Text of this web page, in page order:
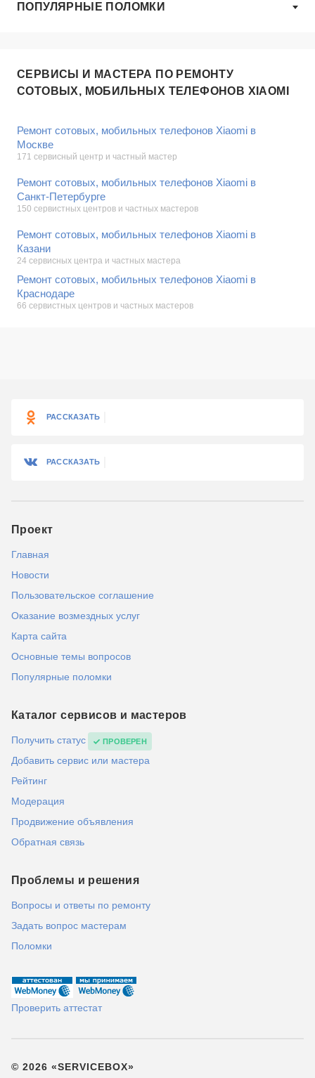
ПОПУЛЯРНЫЕ ПОЛОМКИ
СЕРВИСЫ И МАСТЕРА ПО РЕМОНТУ
СОТОВЫХ, МОБИЛЬНЫХ ТЕЛЕФОНОВ XIAOMI
Ремонт сотовых, мобильных телефонов Xiaomi в
Москве
171 сервисный центр и частный мастер
Ремонт сотовых, мобильных телефонов Xiaomi в
Санкт-Петербурге
150 сервистных центров и частных мастеров
Ремонт сотовых, мобильных телефонов Xiaomi в
Казани
24 сервисных центра и частных мастера
Ремонт сотовых, мобильных телефонов Xiaomi в
Краснодаре
66 сервистных центров и частных мастеров
РАССКАЗАТЬ
РАССКАЗАТЬ
Проект
Главная
Новости
Пользовательское соглашение
Оказание возмездных услуг
Карта сайта
Основные темы вопросов
Популярные поломки
Каталог сервисов и мастеров
Получить статус ПРОВЕРЕН
Добавить сервис или мастера
Рейтинг
Модерация
Продвижение объявления
Обратная связь
Проблемы и решения
Вопросы и ответы по ремонту
Задать вопрос мастерам
Поломки
Проверить аттестат
© 2026 «SERVICEBOX»